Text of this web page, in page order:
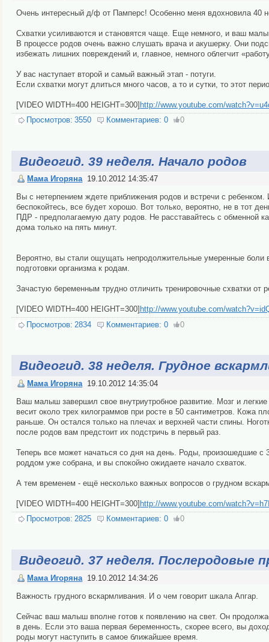
Очень интересный д/ф от Памперс! Особенно меня вдохновила 40
Схватки усиливаются и становятся чаще. Еще немного, и ваш
В процессе родов очень важно слушать врача и акушерку. Они
избежать лишних повреждений и, главное, немного облегчит
У вас наступает второй и самый важный этап - потуги.
Если схватки могут длиться много часов, а то и сутки, то этот
[VIDEO WIDTH=400 HEIGHT=300]http://www.youtube.com/
Просмотров: 3550 Комментариев: 0 0
Видеогид. 39 неделя. Начало родов
Мама Игоряна 19.10.2012 14:35:47
Вы с нетерпением ждете приближения родов и встречи с
беспокойтесь, все будет хорошо. Вот только, вероятно, не в тот
ПДР - предполагаемую дату родов. Не расставайтесь с обменной
дома только на пять минут.
Вероятно, вы стали ощущать непродолжительные умеренные боли
подготовки организма к родам.
Зачастую беременным трудно отличить тренировочные схватки от
[VIDEO WIDTH=400 HEIGHT=300] http://www.youtube.com/
Просмотров: 2834 Комментариев: 0 0
Видеогид. 38 неделя. Грудное
Мама Игоряна 19.10.2012 14:35:04
Ваш малыш завершил свое внутриутробное развитие. Мозг и
весит около трех килограммов при росте в 50 сантиметров. Кожа
раньше. Он остался только на плечах и верхней части спины.
после родов вам предстоит их подстричь в первый раз.
Теперь все может начаться со дня на день. Роды, произошедшие
роддом уже собрана, и вы спокойно ожидаете начало схваток.
А тем временем - ещё несколько важных вопросов о грудном
[VIDEO WIDTH=400 HEIGHT=300] http://www.youtube.com/
Просмотров: 2825 Комментариев: 0 0
Видеогид. 37 неделя. Послеродовые
Мама Игоряна 19.10.2012 14:34:26
Важность грудного вскармливания. И о чем говорит шкала Апгар.
Сейчас ваш малыш вполне готов к появлению на свет. Он
в день. Если это ваша первая беременность, скорее всего, вы
роды могут наступить в самое ближайшее время.